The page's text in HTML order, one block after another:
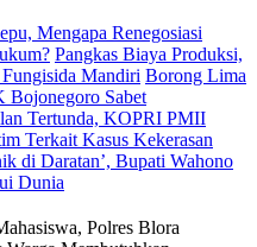
Mengapa Renegosiasi
Pangkas Biaya Produksi,
Mandiri Borong Lima
Bojonegoro Sabet
Tertunda, KOPRI PMII
Terkait Kasus Kekerasan
di Daratan’, Bupati Wahono
Dunia
Polres Blora